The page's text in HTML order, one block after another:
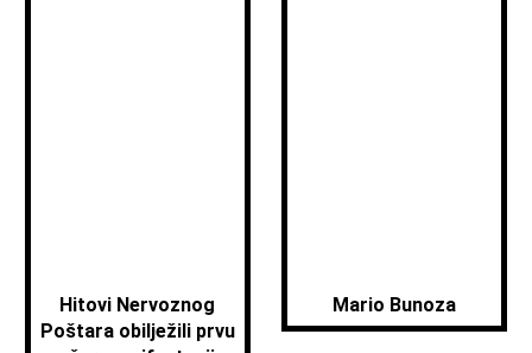
Hitovi Nervoznog
Poštara obilježili prvu
Mario Bunoza